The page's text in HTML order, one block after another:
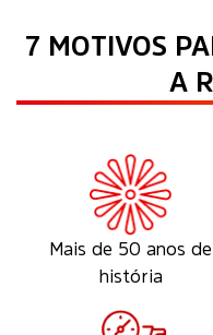
7 MOTIVOS
A
Mais de 50 anos de
história